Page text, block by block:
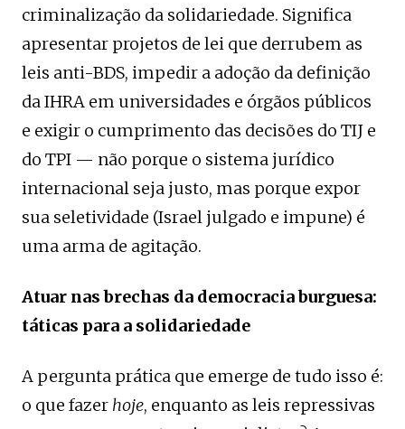
criminalização da solidariedade. Significa
apresentar projetos de lei que derrubem as
leis anti-BDS, impedir a adoção da definição
da IHRA em universidades e órgãos públicos
e exigir o cumprimento das decisões do TIJ e
do TPI — não porque o sistema jurídico
internacional seja justo, mas porque expor
sua seletividade (Israel julgado e impune) é
uma arma de agitação.
Atuar nas brechas da democracia burguesa:
táticas para a solidariedade
A pergunta prática que emerge de tudo isso é:
o que fazer hoje, enquanto as leis repressivas